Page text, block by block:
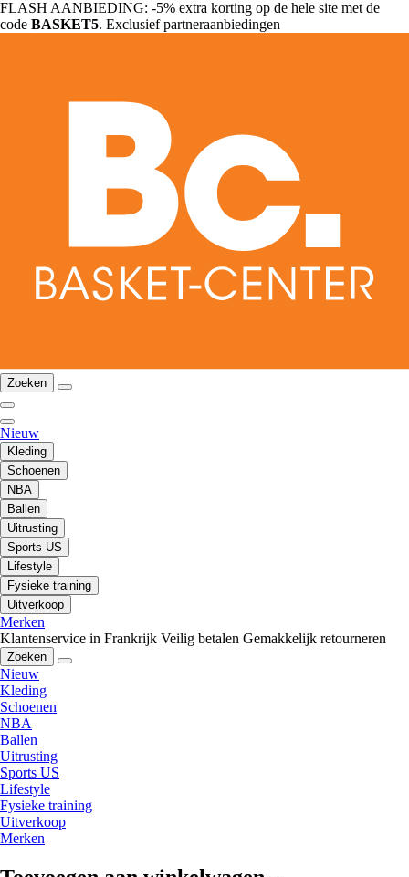
FLASH AANBIEDING: -5% extra korting op de hele site met de
code BASKET5. Exclusief partneraanbiedingen
Zoeken
Nieuw
Kleding
Schoenen
NBA
Ballen
Uitrusting
Sports US
Lifestyle
Fysieke training
Uitverkoop
Merken
Klantenservice in Frankrijk Veilig betalen Gemakkelijk retourneren
Zoeken
Nieuw
Kleding
Schoenen
NBA
Ballen
Uitrusting
Sports US
Lifestyle
Fysieke training
Uitverkoop
Merken